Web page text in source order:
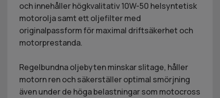
och innehåller högkvalitativ 10W-50 helsyntetisk
motorolja samt ett oljefilter med
originalpassform för maximal driftsäkerhet och
motorprestanda.
Regelbundna oljebyten minskar slitage, håller
motorn ren och säkerställer optimal smörjning
även under de höga belastningar som motocross